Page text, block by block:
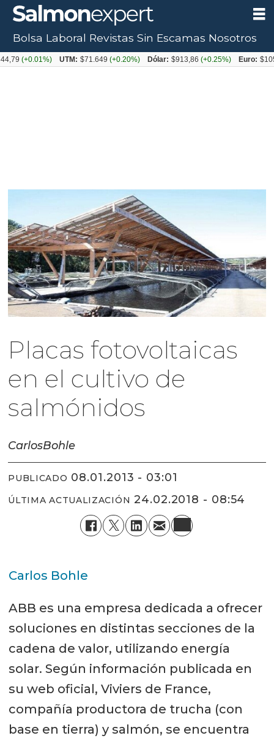
Placas fotovoltaicas
en el cultivo de
salmónidos
CarlosBohle
PUBLICADO 08.01.2013 - 03:01
ÚLTIMA ACTUALIZACIÓN 24.02.2018 - 08:54
Carlos Bohle
ABB es una empresa dedicada a ofrecer
soluciones en distintas secciones de la
cadena de valor, utilizando energía
solar. Según información publicada en
su web oficial, Viviers de France,
compañía productora de trucha (con
base en tierra) y salmón, se encuentra
Bolsa Laboral Revistas Sin Escamas Nosotros
UTM: $71.649(+0.20%) Dólar: $913,86(+0.25%) Euro: $1053,08